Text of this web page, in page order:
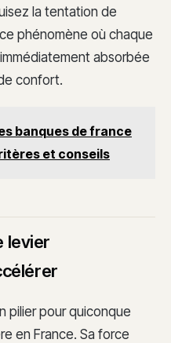
la tentation de
phénomène où chaque
absorbée
confort.
banques de france
et conseils
levier
pilier pour quiconque
en France. Sa force